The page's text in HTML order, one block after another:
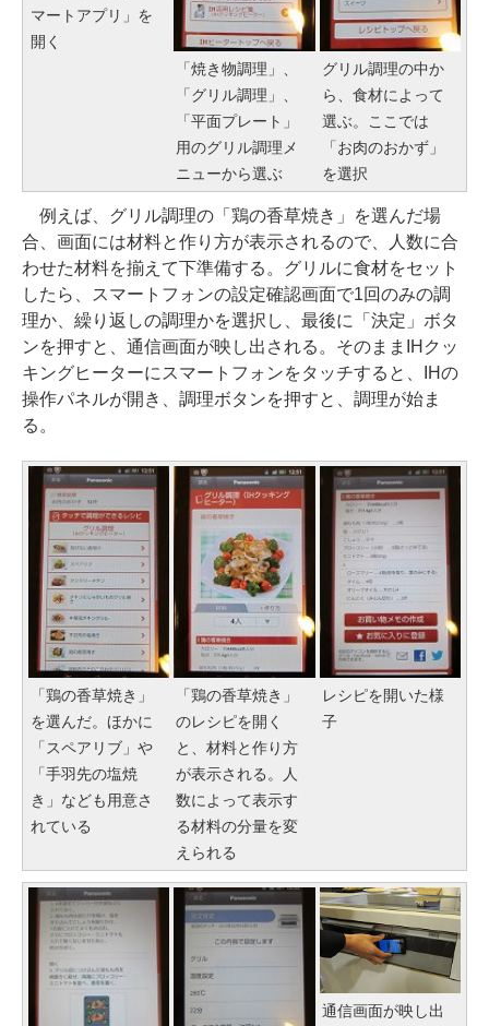
マートアプリ」を
開く
「焼き物調理」、
「グリル調理」、
「平面プレート」
用のグリル調理メ
ニューから選ぶ
グリル調理の中か
ら、食材によって
選ぶ。ここでは
「お肉のおかず」
を選択
例えば、グリル調理の「鶏の香草焼き」を選んだ場
合、画面には材料と作り方が表示されるので、人数に合
わせた材料を揃えて下準備する。グリルに食材をセット
したら、スマートフォンの設定確認画面で1回のみの調
理か、繰り返しの調理かを選択し、最後に「決定」ボタ
ンを押すと、通信画面が映し出される。そのままIHクッ
キングヒーターにスマートフォンをタッチすると、IHの
操作パネルが開き、調理ボタンを押すと、調理が始ま
る。
「鶏の香草焼き」
を選んだ。ほかに
「スペアリブ」や
「手羽先の塩焼
き」なども用意さ
れている
「鶏の香草焼き」
のレシピを開く
と、材料と作り方
が表示される。人
数によって表示す
る材料の分量を変
えられる
レシピを開いた様
子
通信画面が映し出